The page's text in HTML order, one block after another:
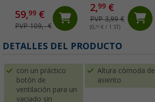
59,99 €
PVP 109,- €
2,99 €
PVP 3,99 €
(0,75 € / 1 ST)
DETALLES DEL PRODUCTO
con un práctico
botón de
ventilación para un
vaciado sin
Altura cómoda del
asiento